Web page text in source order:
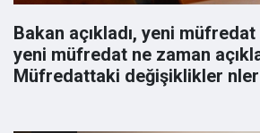
Bakan açıkladı, yeni
yeni müfredat ne zaman
Müfredattaki değişiklikler